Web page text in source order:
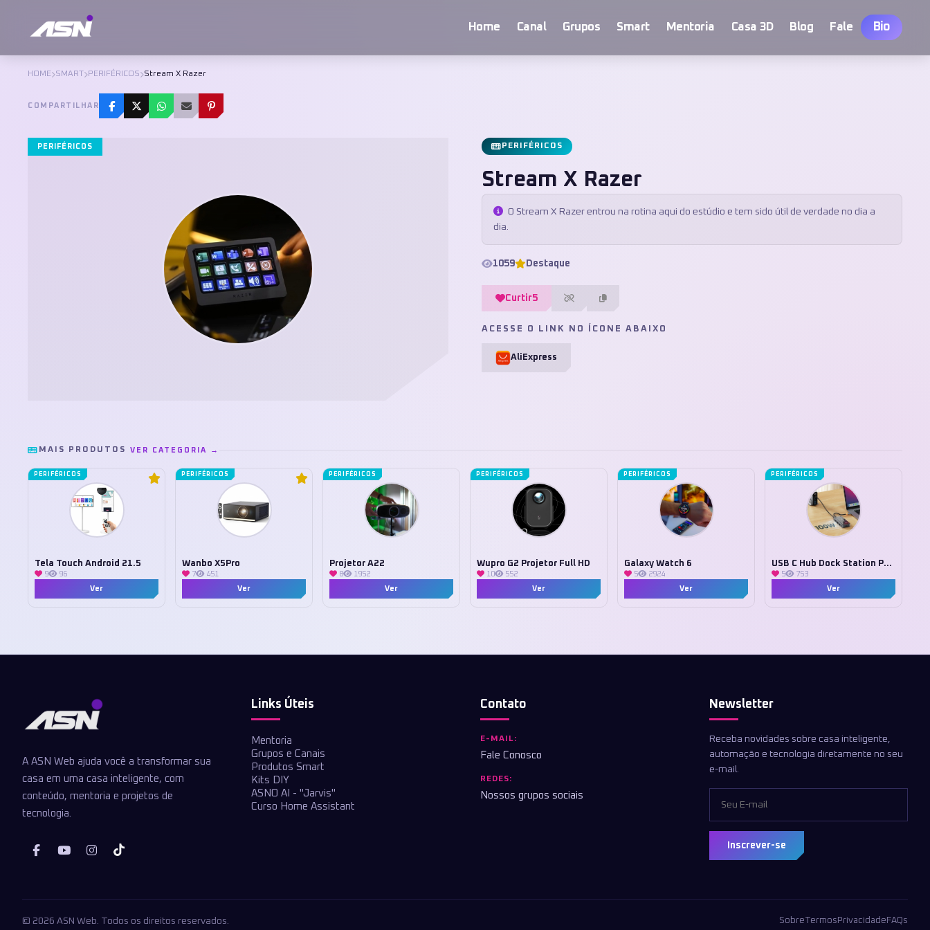
Home Canal Grupos Smart Mentoria Casa 3D Blog Fale Bio
HOME SMART PERIFÉRICOS Stream X Razer
COMPARTILHAR
PERIFÉRICOS PERIFÉRICOS
Stream X Razer
O Stream X Razer entrou na rotina aqui do estúdio e tem sido útil de verdade no dia a
dia.
1059 Destaque
Curtir5
ACESSE O LINK NO ÍCONE ABAIXO
AliExpress
MAIS PRODUTOS VER CATEGORIA →
PERIFÉRICOS
Tela Touch Android 21.5
9
96
Ver
PERIFÉRICOS
Wanbo X5Pro
7
451
Ver
PERIFÉRICOS
Projetor A22
8
1952
Ver
PERIFÉRICOS
Wupro G2 Projetor Full HD
10
552
Ver
PERIFÉRICOS
Galaxy Watch 6
5
2924
Ver
PERIFÉRICOS
USB C Hub Dock Station PD 100W
5
753
Ver
A ASN Web ajuda você a transformar sua
casa em uma casa inteligente, com
conteúdo, mentoria e projetos de
tecnologia.
Links Úteis
Mentoria
Grupos e Canais
Produtos Smart
Kits DIY
ASNO AI - "Jarvis"
Curso Home Assistant
Contato
E-MAIL:
Fale Conosco
REDES:
Nossos grupos sociais
Newsletter
Receba novidades sobre casa inteligente,
automação e tecnologia diretamente no seu
e-mail.
Inscrever-se
© 2026 ASN Web. Todos os direitos reservados. SobreTermos Privacidade FAQs